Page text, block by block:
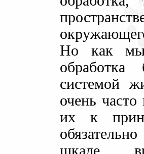
Но как мы
системой
очень
их к
шкале